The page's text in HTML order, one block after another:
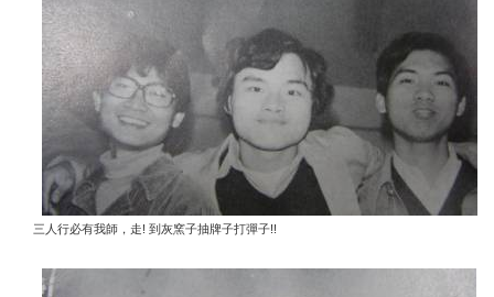
三人行必有我師，走! 到灰窯子抽牌子打彈子!!